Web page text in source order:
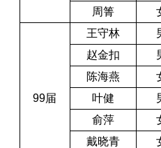
周箐
99届
王守林
赵金扣
陈海燕
叶健
俞萍
戴晓青